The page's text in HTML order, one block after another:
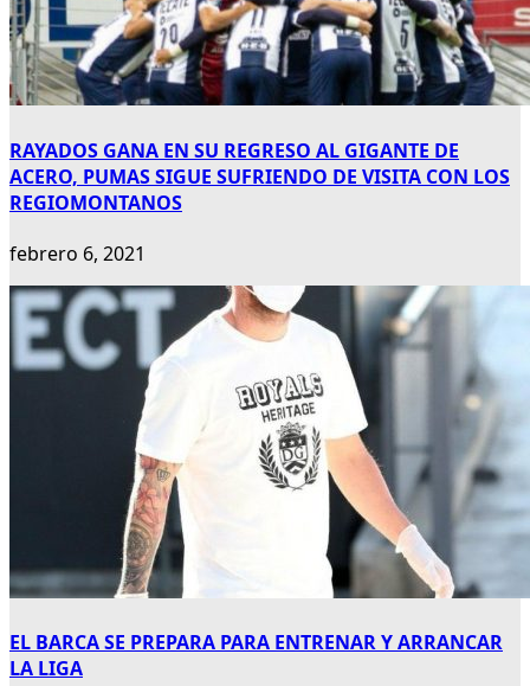
RAYADOS GANA EN SU REGRESO AL GIGANTE DE
ACERO, PUMAS SIGUE SUFRIENDO DE VISITA CON LOS
REGIOMONTANOS
febrero 6, 2021
EL BARCA SE PREPARA PARA ENTRENAR Y ARRANCAR
LA LIGA